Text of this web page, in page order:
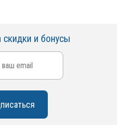
скидки и бонусы